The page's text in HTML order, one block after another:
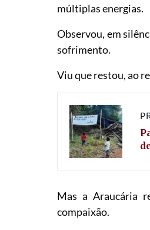
múltiplas energias.
Observou, em
sofrimento.
Viu que restou, ao
Mas a Araucária
compaixão.